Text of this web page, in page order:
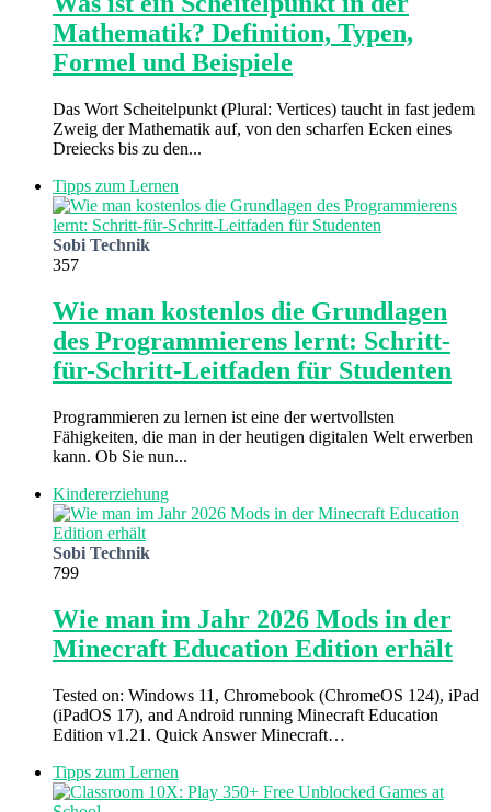
Mathematik? Definition, Typen,
Formel und Beispiele
Das Wort Scheitelpunkt (Plural: Vertices) taucht in fast jedem
Zweig der Mathematik auf, von den scharfen Ecken eines
Dreiecks bis zu den...
Tipps zum Lernen
Sobi Technik
357
Wie man kostenlos die Grundlagen
des Programmierens lernt: Schritt-
für-Schritt-Leitfaden für Studenten
Programmieren zu lernen ist eine der wertvollsten
Fähigkeiten, die man in der heutigen digitalen Welt erwerben
kann. Ob Sie nun...
Kindererziehung
Sobi Technik
799
Wie man im Jahr 2026 Mods in der
Minecraft Education Edition erhält
Tested on: Windows 11, Chromebook (ChromeOS 124), iPad
(iPadOS 17), and Android running Minecraft Education
Edition v1.21. Quick Answer Minecraft…
Tipps zum Lernen